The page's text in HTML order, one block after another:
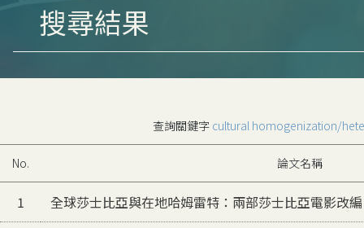
搜尋結果
查詢關鍵字 cultural homogenization/
No. 論文名稱
1 全球莎士比亞與在地哈姆雷特：兩部莎士比亞電影改編